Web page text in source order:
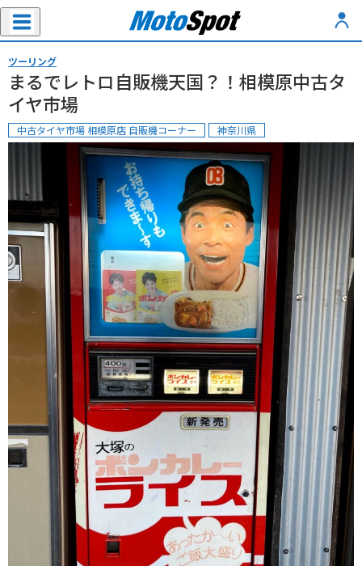
ツーリング
まるでレトロ自販機天国？！相模原中古タ
イヤ市場
中古タイヤ市場 相模原店 自販機コーナー 神奈川県